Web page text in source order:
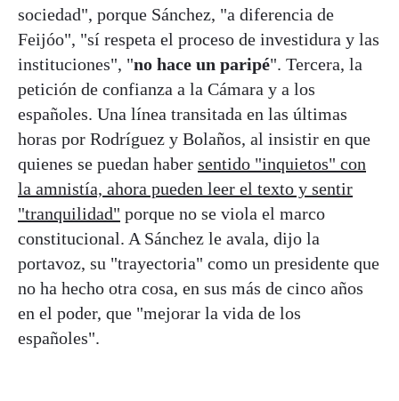
sociedad", porque Sánchez, "a diferencia de
Feijóo", "sí respeta el proceso de investidura y las
instituciones", "no hace un paripé". Tercera, la
petición de confianza a la Cámara y a los
españoles. Una línea transitada en las últimas
horas por Rodríguez y Bolaños, al insistir en que
quienes se puedan haber sentido "inquietos" con
la amnistía, ahora pueden leer el texto y sentir
"tranquilidad" porque no se viola el marco
constitucional. A Sánchez le avala, dijo la
portavoz, su "trayectoria" como un presidente que
no ha hecho otra cosa, en sus más de cinco años
en el poder, que "mejorar la vida de los
españoles".